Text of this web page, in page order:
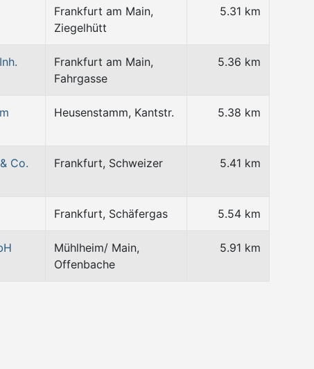
Frankfurt am Main,
Ziegelhütt
5.31 km
Frankfurt am Main,
Fahrgasse
5.36 km
Heusenstamm, Kantstr. 5.38 km
Co.
Frankfurt, Schweizer 5.41 km
Frankfurt, Schäfergas 5.54 km
Mühlheim/ Main,
Offenbache
5.91 km